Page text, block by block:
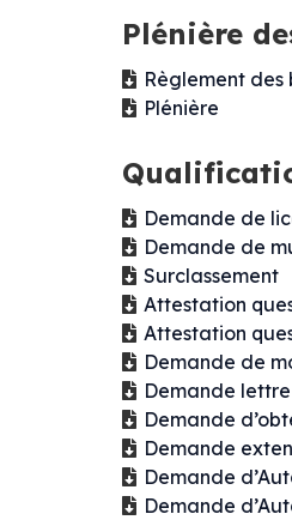
Plénière
Règlement des
Plénière
Demande de
Demande de
Surclassement
Attestation
Attestation
Demande de
Demande
Demande
Demande
Demande
Demande